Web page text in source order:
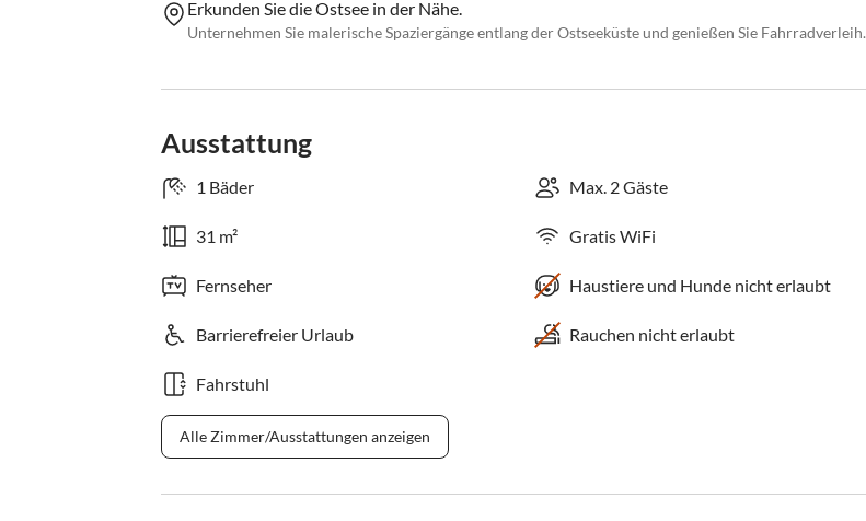
Erkunden Sie die Ostsee in der Nähe.
Unternehmen Sie malerische Spaziergänge entlang der Ostseeküste und genießen Sie Fahrradverleih.
Ausstattung
1 Bäder Max. 2 Gäste
31 m² Gratis WiFi
Fernseher Haustiere und Hunde nicht erlaubt
Barrierefreier Urlaub Rauchen nicht erlaubt
Fahrstuhl
Alle Zimmer/Ausstattungen anzeigen